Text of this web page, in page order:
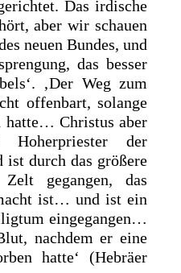
Das irdische
aber wir schauen
neuen Bundes, und
das besser
‚Der Weg zum
offenbart, solange
hatte… Christus aber
der
durch das größere
gegangen, das
ist… und ist ein
eingegangen…
nachdem er eine
hatte‘ (Hebräer